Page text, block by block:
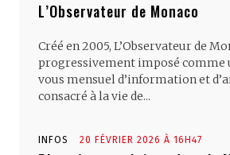
L’Observateur de Monaco
Créé en 2005, L’Observateur de
progressivement imposé comme
vous mensuel d’information et
consacré à la vie de...
INFOS 20 FÉVRIER 2026 À 16H47